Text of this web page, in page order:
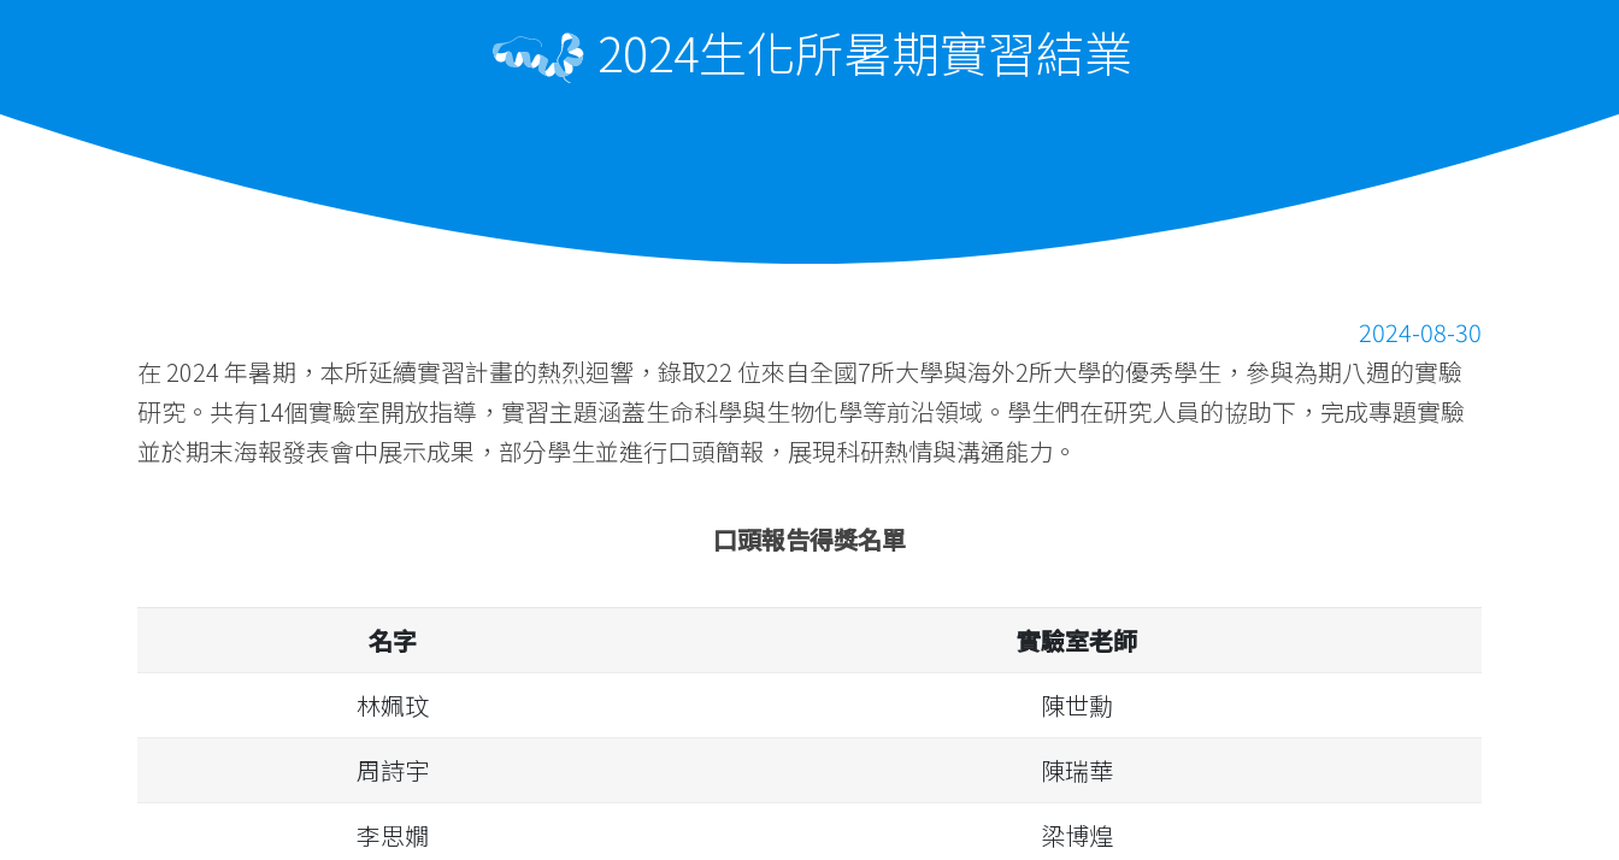
2024生化所暑期實習結業
2024-08-30
在 2024 年暑期，本所延續實習計畫的熱烈迴響，錄取22 位來自全國7所大學與海外2所大學的優秀學生，參與為期八週的實驗
研究。共有14個實驗室開放指導，實習主題涵蓋生命科學與生物化學等前沿領域。學生們在研究人員的協助下，完成專題實驗
並於期末海報發表會中展示成果，部分學生並進行口頭簡報，展現科研熱情與溝通能力。
口頭報告得獎名單
名字
實驗室老師
林姵玟
陳世勳
周詩宇
陳瑞華
李思嫺
梁博煌